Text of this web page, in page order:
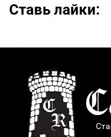
Ставь лайки: